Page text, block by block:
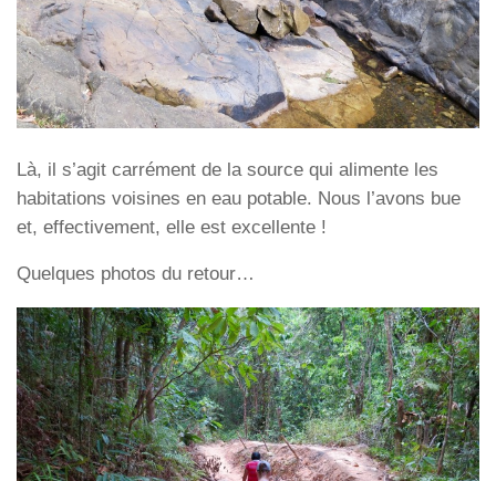
Là, il s’agit carrément de la source qui alimente les
habitations voisines en eau potable. Nous l’avons bue
et, effectivement, elle est excellente !
Quelques photos du retour…